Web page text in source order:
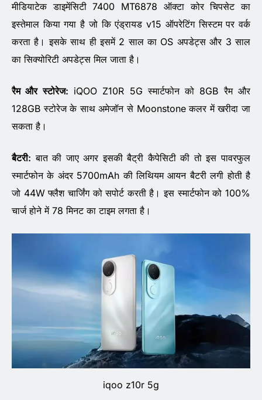
मीडियाटेक डाइमेंसिटी 7400 MT6878 ऑक्टा कोर चिपसेट का
इस्तेमाल किया गया है जो कि एंड्रायड v15 ऑपरेटिंग सिस्टम पर वर्क
करता है। इसके साथ ही इसमें 2 साल का OS अपडेट्स और 3 साल
का सिक्योरिटी अपडेट्स मिल जाता है।
रैम और स्टोरेज: iQOO Z10R 5G स्मार्टफोन को 8GB रैम और
128GB स्टोरेज के साथ अमेजॉन से Moonstone कलर में खरीदा जा
सकता है।
बैटरी: बात की जाए अगर इसकी बैट्री कैपेसिटी की तो इस पावरफुल
स्मार्टफोन के अंदर 5700mAh की लिथियम आयन बैटरी लगी होती है
जो 44W फ्लैश चार्जिंग को सपोर्ट करती है। इस स्मार्टफोन को 100%
चार्ज होने में 78 मिनट का टाइम लगता है।
iqoo z10r 5g